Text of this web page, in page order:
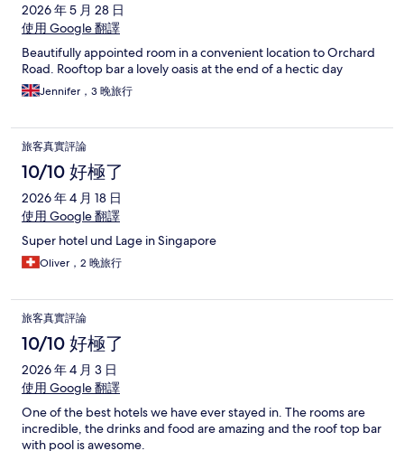
2026 年 5 月 28 日
使用 Google 翻譯
Beautifully appointed room in a convenient location to Orchard
Road. Rooftop bar a lovely oasis at the end of a hectic day
Jennifer，3 晚旅行
旅客真實評論
10/10 好極了
2026 年 4 月 18 日
使用 Google 翻譯
Super hotel und Lage in Singapore
Oliver，2 晚旅行
旅客真實評論
10/10 好極了
2026 年 4 月 3 日
使用 Google 翻譯
One of the best hotels we have ever stayed in. The rooms are
incredible, the drinks and food are amazing and the roof top bar
with pool is awesome.